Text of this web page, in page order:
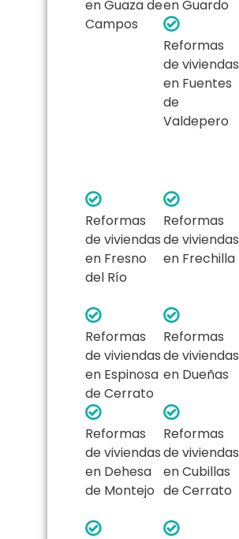
en Guaza de
Campos
en Guardo
Reformas
de viviendas
en Fuentes
de
Valdepero
Reformas
de viviendas
en Fresno
del Río
Reformas
de viviendas
en Frechilla
Reformas
de viviendas
en Espinosa
de Cerrato
Reformas
de viviendas
en Dueñas
Reformas
de viviendas
en Dehesa
de Montejo
Reformas
de viviendas
en Cubillas
de Cerrato